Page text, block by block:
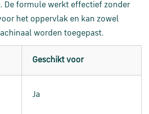
De formule werkt effectief zonder
het oppervlak en kan zowel
worden toegepast.
Geschikt voor
Ja